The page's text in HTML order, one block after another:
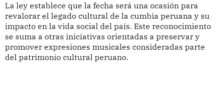
La ley establece que la fecha será una ocasión para
revalorar el legado cultural de la cumbia peruana y su
impacto en la vida social del país. Este reconocimiento
se suma a otras iniciativas orientadas a preservar y
promover expresiones musicales consideradas parte
del patrimonio cultural peruano.